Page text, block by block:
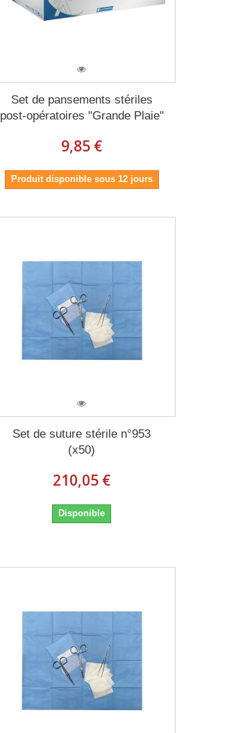
Set de pansements stériles
post-opératoires "Grande Plaie"
9,85 €
Produit disponible sous 12 jours
Set de suture stérile n°953
(x50)
210,05 €
Disponible